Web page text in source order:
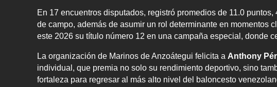
En 17 encuentros disputados, registró promedios de 11.0
de campo, además de asumir un rol determinante en momentos
este 2026 su título número 12 en una campaña especial, donde
La organización de Marinos de Anzoátegui felicita a Anthony
individual, que premia no solo su rendimiento deportivo, sino
fortaleza para regresar al más alto nivel del baloncesto